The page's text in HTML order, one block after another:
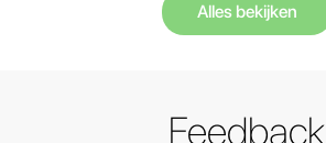
Alles bekijken
Feedback